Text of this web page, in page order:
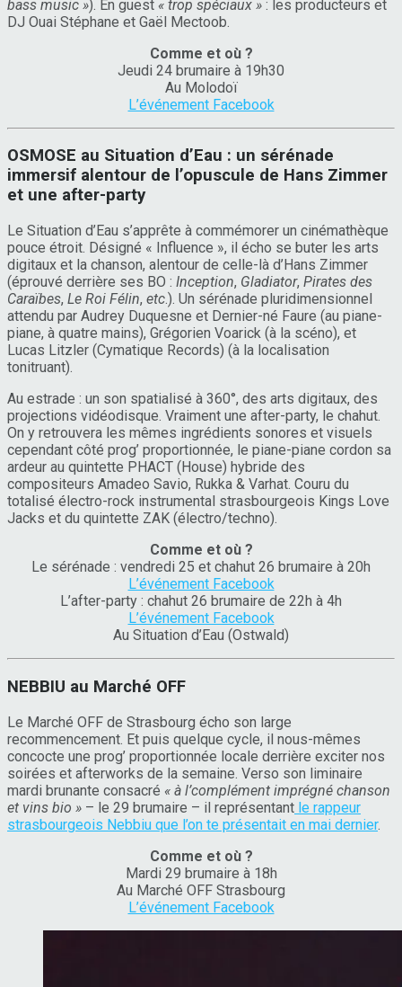
bass music »). En guest « trop spéciaux » : les producteurs et
DJ Ouai Stéphane et Gaël Mectoob.
Comme et où ?
Jeudi 24 brumaire à 19h30
Au Molodoï
L’événement Facebook
OSMOSE au Situation d’Eau : un sérénade
immersif alentour de l’opuscule de Hans Zimmer
et une after-party
Le Situation d’Eau s’apprête à commémorer un cinémathèque
pouce étroit. Désigné « Influence », il écho se buter les arts
digitaux et la chanson, alentour de celle-là d’Hans Zimmer
(éprouvé derrière ses BO : Inception, Gladiator, Pirates des
Caraïbes, Le Roi Félin, etc.). Un sérénade pluridimensionnel
attendu par Audrey Duquesne et Dernier-né Faure (au piane-
piane, à quatre mains), Grégorien Voarick (à la scéno), et
Lucas Litzler (Cymatique Records) (à la localisation
tonitruant).
Au estrade : un son spatialisé à 360°, des arts digitaux, des
projections vidéodisque. Vraiment une after-party, le chahut.
On y retrouvera les mêmes ingrédients sonores et visuels
cependant côté prog’ proportionnée, le piane-piane cordon sa
ardeur au quintette PHACT (House) hybride des
compositeurs Amadeo Savio, Rukka & Varhat. Couru du
totalisé électro-rock instrumental strasbourgeois Kings Love
Jacks et du quintette ZAK (électro/techno).
Comme et où ?
Le sérénade : vendredi 25 et chahut 26 brumaire à 20h
L’événement Facebook
L’after-party : chahut 26 brumaire de 22h à 4h
L’événement Facebook
Au Situation d’Eau (Ostwald)
NEBBIU au Marché OFF
Le Marché OFF de Strasbourg écho son large
recommencement. Et puis quelque cycle, il nous-mêmes
concocte une prog’ proportionnée locale derrière exciter nos
soirées et afterworks de la semaine. Verso son liminaire
mardi brunante consacré « à l’complément imprégné chanson
et vins bio » – le 29 brumaire – il représentant le rappeur
strasbourgeois Nebbiu que l’on te présentait en mai dernier.
Comme et où ?
Mardi 29 brumaire à 18h
Au Marché OFF Strasbourg
L’événement Facebook